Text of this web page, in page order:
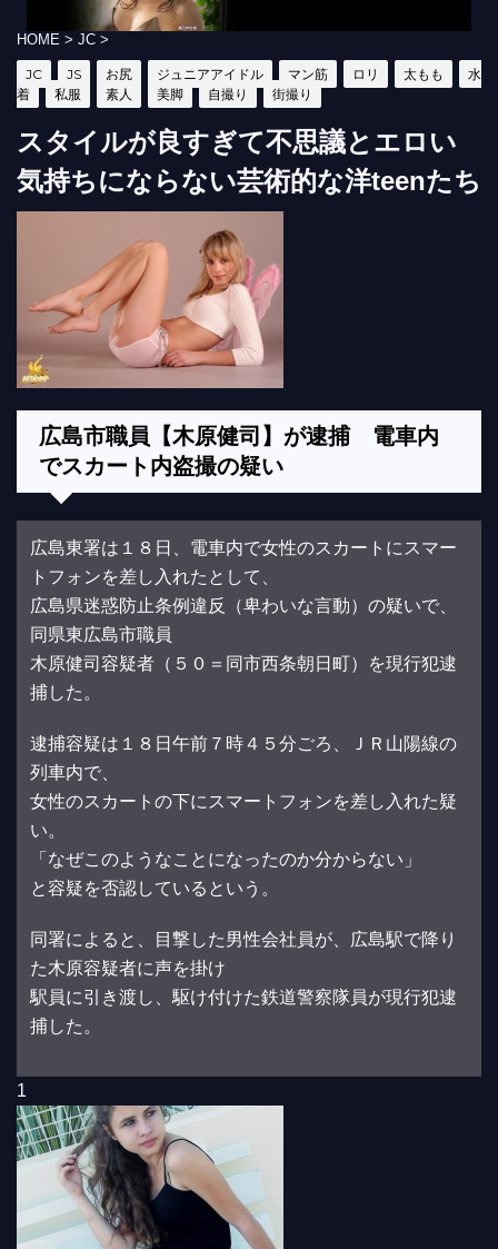
HOME > JC >
JC JS お尻 ジュニアアイドル マン筋 ロリ 太もも
水
着
私服 素人 美脚 自撮り 街撮り
スタイルが良すぎて不思議とエロい
気持ちにならない芸術的な洋teenたち
広島市職員【木原健司】が逮捕 電車内
でスカート内盗撮の疑い
広島東署は１８日、電車内で女性のスカートにスマー
トフォンを差し入れたとして、
広島県迷惑防止条例違反（卑わいな言動）の疑いで、
同県東広島市職員
木原健司容疑者（５０＝同市西条朝日町）を現行犯逮
捕した。
逮捕容疑は１８日午前７時４５分ごろ、ＪＲ山陽線の
列車内で、
女性のスカートの下にスマートフォンを差し入れた疑
い。
「なぜこのようなことになったのか分からない」
と容疑を否認しているという。
同署によると、目撃した男性会社員が、広島駅で降り
た木原容疑者に声を掛け
駅員に引き渡し、駆け付けた鉄道警察隊員が現行犯逮
捕した。
1